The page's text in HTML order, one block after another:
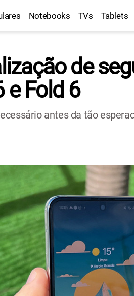
Notebooks TVs Tablets
de
e Fold 6
antes da tão